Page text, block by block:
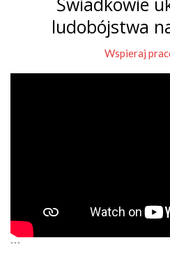
ludobójstwa
Wspieraj
```